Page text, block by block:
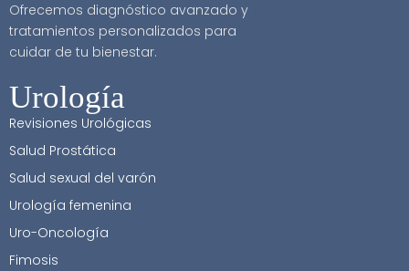
Ofrecemos diagnóstico avanzado y
tratamientos personalizados para
cuidar de tu bienestar.
Urología
Revisiones Urológicas
Salud Prostática
Salud sexual del varón
Urología femenina
Uro-Oncología
Fimosis